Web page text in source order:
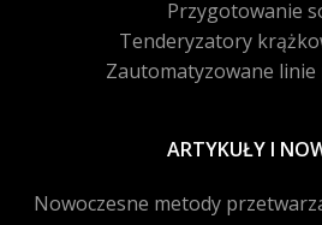
Przygotowanie
Tenderyzatory
Zautomatyzowane
ARTYKUŁY I
Nowoczesne metody